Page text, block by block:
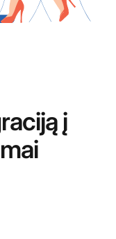
į